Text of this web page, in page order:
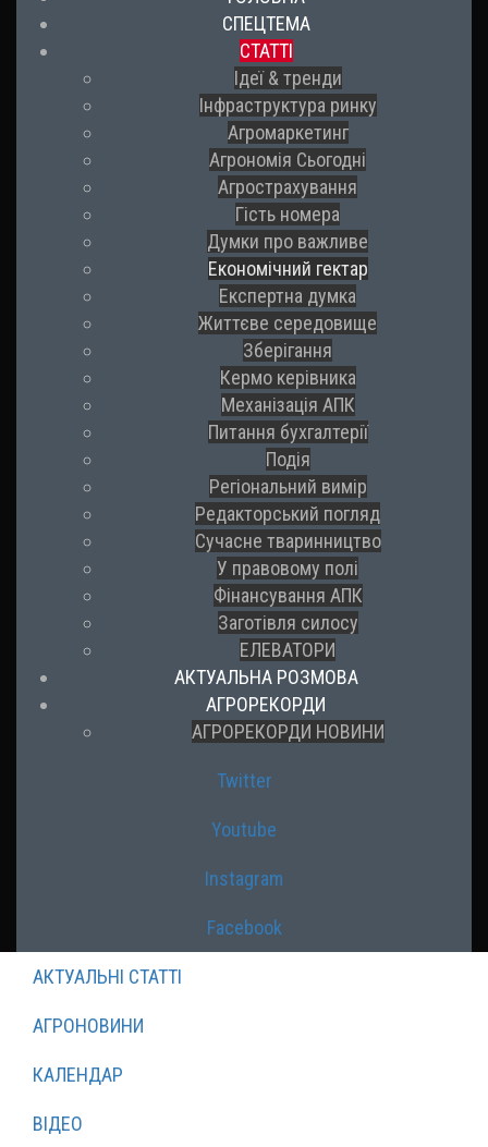
СПЕЦТЕМА
СТАТТІ
Ідеї & тренди
Інфраструктура ринку
Агромаркетинг
Агрономія Сьогодні
Агрострахування
Гість номера
Думки про важливе
Економічний гектар
Експертна думка
Життєве середовище
Зберігання
Кермо керівника
Механізація АПК
Питання бухгалтерії
Подія
Регіональний вимір
Редакторський погляд
Сучасне тваринництво
У правовому полі
Фінансування АПК
Заготівля силосу
ЕЛЕВАТОРИ
АКТУАЛЬНА РОЗМОВА
АГРОРЕКОРДИ
АГРОРЕКОРДИ НОВИНИ
Twitter
Youtube
Instagram
Facebook
АКТУАЛЬНІ СТАТТІ
АГРОНОВИНИ
КАЛЕНДАР
ВІДЕО